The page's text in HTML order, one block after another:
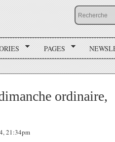
PAGES
ordinaire,
21:34pm